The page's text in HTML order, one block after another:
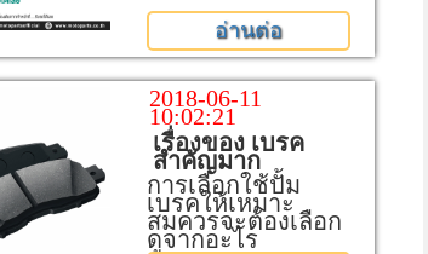
อ่านต่อ
2018-06-11
10:02:21
เรื่องของ เบรค
สำคัญมาก
การเลือกใช้ปั้ม
เบรคให้เหมาะ
สมควรจะต้องเลือก
ดูจากอะไร